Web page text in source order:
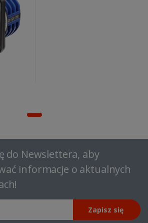
do Newslettera, aby
informacje o aktualnych
Zapisz się